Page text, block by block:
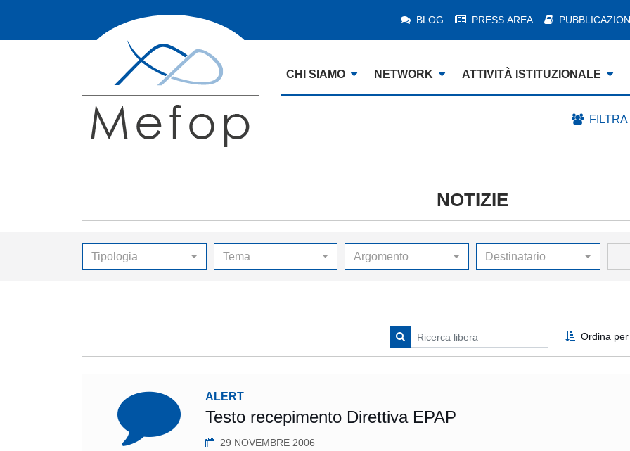
BLOG PRESS AREA
CHI SIAMO NETWORK ATTIVITÀ ISTITUZIONALE
NOTIZIE
Tipologia Tema Argomento Destinatario
Ordina
ALERT
Testo recepimento Direttiva EPAP
29 NOVEMBRE 2006